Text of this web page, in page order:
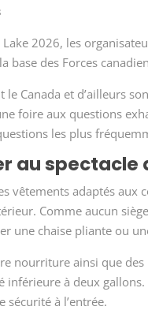
Lake 2026, les
des Forces
Canada et d’ailleurs
foire aux questions
les plus
au spectacle
vêtements adaptés aux
Comme aucun
une chaise pliante ou
nourriture ainsi que des
inférieure à deux
sécurité à l’entrée.